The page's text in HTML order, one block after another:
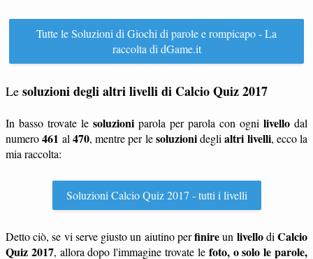
Tutte le Soluzioni di Giochi di parole e rompicapo - La
raccolta di dGame.it
Le soluzioni degli altri livelli di Calcio Quiz 2017
In basso trovate le soluzioni parola per parola con ogni livello dal
numero461 al 470, mentre per lesoluzionideglialtri livelli, ecco la
mia raccolta:
Soluzioni Calcio Quiz 2017 - tutti i livelli
Detto ciò, se vi serve giusto un aiutino perfinireun livellodiCalcio
Quiz 2017, allora dopo l'immagine trovate le foto, o solo le parole,